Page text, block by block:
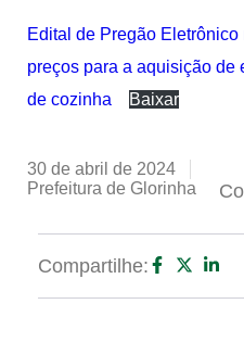
Edital de Pregão
preços para a aquisição de
de cozinha
Baixar
30 de abril de 2024
Prefeitura de Glorinha
Compartilhe: